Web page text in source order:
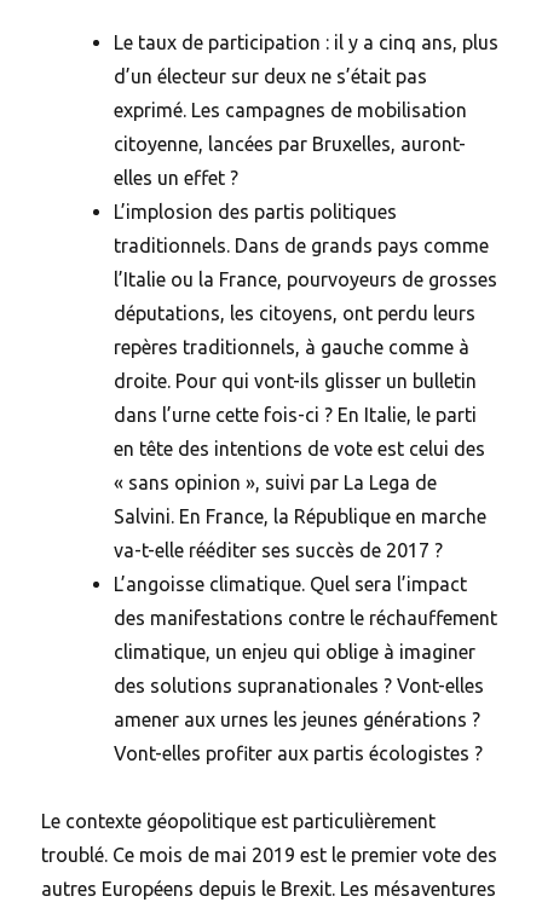
Le taux de participation : il y a cinq ans, plus
d’un électeur sur deux ne s’était pas
exprimé. Les campagnes de mobilisation
citoyenne, lancées par Bruxelles, auront-
elles un effet ?
L’implosion des partis politiques
traditionnels. Dans de grands pays comme
l’Italie ou la France, pourvoyeurs de grosses
députations, les citoyens, ont perdu leurs
repères traditionnels, à gauche comme à
droite. Pour qui vont-ils glisser un bulletin
dans l’urne cette fois-ci ? En Italie, le parti
en tête des intentions de vote est celui des
« sans opinion », suivi par La Lega de
Salvini. En France, la République en marche
va-t-elle rééditer ses succès de 2017 ?
L’angoisse climatique. Quel sera l’impact
des manifestations contre le réchauffement
climatique, un enjeu qui oblige à imaginer
des solutions supranationales ? Vont-elles
amener aux urnes les jeunes générations ?
Vont-elles profiter aux partis écologistes ?
Le contexte géopolitique est particulièrement
troublé. Ce mois de mai 2019 est le premier vote des
autres Européens depuis le Brexit. Les mésaventures